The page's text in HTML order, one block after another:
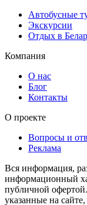
Автобусные
Экскурсии
Отдых в
Компания
О нас
Блог
Контакты
О проекте
Вопросы и
Реклама
Вся информация,
информационный
публичной
указанные на